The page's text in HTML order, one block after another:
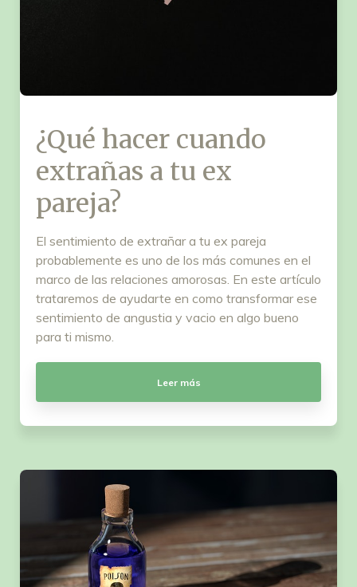
¿Qué hacer cuando
extrañas a tu ex
pareja?
El sentimiento de extrañar a tu ex pareja
probablemente es uno de los más comunes en el
marco de las relaciones amorosas. En este artículo
trataremos de ayudarte en como transformar ese
sentimiento de angustia y vacio en algo bueno
para ti mismo.
Leer más